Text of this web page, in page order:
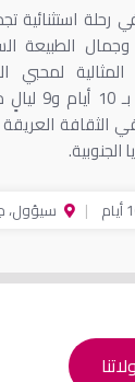
رحلة استثنائية
الطبيعة
لمحبي
استمتع
الثقافة
الجنوبية.
سيؤول،